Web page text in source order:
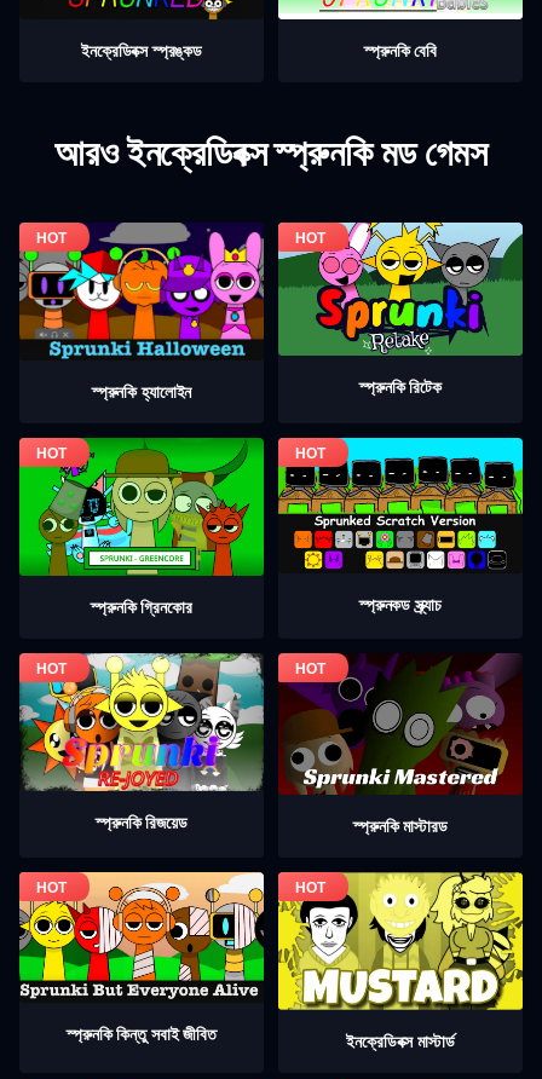
ইনক্রেডিবক্স স্প্রঙ্কড স্প্রুনকি বেবি
আরও ইনক্রেডিবক্স স্প্রুনকি মড গেমস
স্প্রুনকি হ্যালোইন স্প্রুনকি রিটেক
স্প্রুনকি গ্রিনকোর স্প্রুনকড স্ক্র্যাচ
স্প্রুনকি রিজয়েড স্প্রুনকি মাস্টারড
স্প্রুনকি কিন্তু সবাই জীবিত ইনক্রেডিবক্স মাস্টার্ড